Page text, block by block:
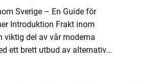
Sverige – En Guide för
Introduktion Frakt inom
viktig del av vår moderna
ett brett utbud av alternativ